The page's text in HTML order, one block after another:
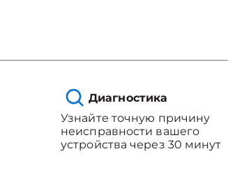
Диагностика
Узнайте точную причину
неисправности вашего
устройства через 30 минут